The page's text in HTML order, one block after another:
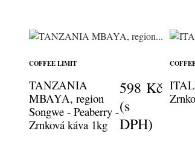
COFFEE LIMIT
TANZANIA
MBAYA, region
Songwe - Peaberry -
Zrnková káva 1kg
598 Kč
(s
DPH)